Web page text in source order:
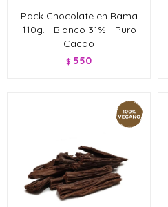
Pack Chocolate en Rama
110g. - Blanco 31% - Puro
Cacao
$ 550